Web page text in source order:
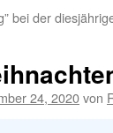
bei der
24, 2020von